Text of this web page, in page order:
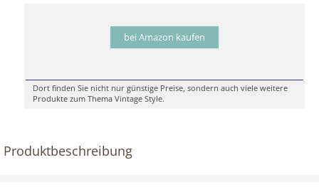
bei Amazon kaufen
Dort finden Sie nicht nur günstige Preise, sondern auch viele weitere
Produkte zum Thema Vintage Style.
Produktbeschreibung